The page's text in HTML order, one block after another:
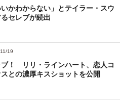
いかわからない」とテイラー・スウ
セレブが続出
19
！ リリ・ラインハート、恋人コ
との濃厚キスショットを公開